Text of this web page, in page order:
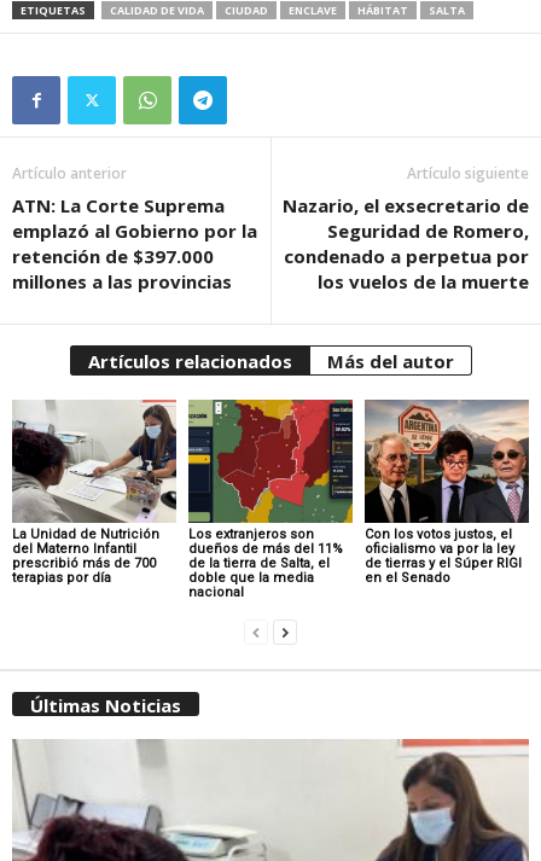
ETIQUETAS CALIDAD DE VIDA CIUDAD ENCLAVE HÁBITAT SALTA
Artículo anterior
ATN: La Corte Suprema
emplazó al Gobierno por la
retención de $397.000
millones a las provincias
Artículo siguiente
Nazario, el exsecretario de
Seguridad de Romero,
condenado a perpetua por
los vuelos de la muerte
Artículos relacionados Más del autor
La Unidad de Nutrición
del Materno Infantil
prescribió más de 700
terapias por día
Los extranjeros son
dueños de más del 11%
de la tierra de Salta, el
doble que la media
nacional
Con los votos justos, el
oficialismo va por la ley
de tierras y el Súper RIGI
en el Senado
Últimas Noticias